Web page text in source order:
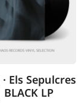
· Els Sepulcres
LP